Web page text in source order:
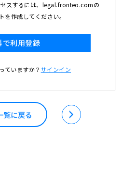
セスするには、legal.fronteo.comの
を作成してください。
で利用登録
ていますか？ サインイン
覧に戻る